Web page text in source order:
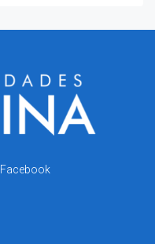
Facebook